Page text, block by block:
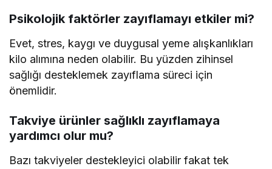
Psikolojik faktörler zayıflamayı etkiler mi?
Evet, stres, kaygı ve duygusal yeme alışkanlıkları
kilo alımına neden olabilir. Bu yüzden zihinsel
sağlığı desteklemek zayıflama süreci için
önemlidir.
Takviye ürünler sağlıklı zayıflamaya
yardımcı olur mu?
Bazı takviyeler destekleyici olabilir fakat tek